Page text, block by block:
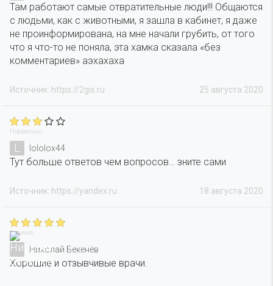
Там работают самые отвратительные люди!!! Общаются
с людьми, как с животными, я зашла в кабинет, я даже
не проинформирована, на мне начали грубить, от того
что я что-то не поняла, эта хамка сказала «без
комментариев» аэхахаха
25 августа 2020
Источник: https://2gis.ru
Нормально
L lololox44
Тут больше ответов чем вопросов… зните сами
18 августа 2020
Источник: https://yandex.ru
Отлично
Николай Бекенёв
Хорошие и отзывчивые врачи.